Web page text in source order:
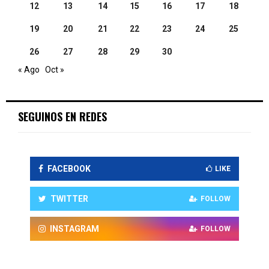
12 13 14 15 16 17 18
19 20 21 22 23 24 25
26 27 28 29
30
« Ago
Oct »
SEGUINOS EN REDES
FACEBOOK LIKE
TWITTER FOLLOW
INSTAGRAM FOLLOW